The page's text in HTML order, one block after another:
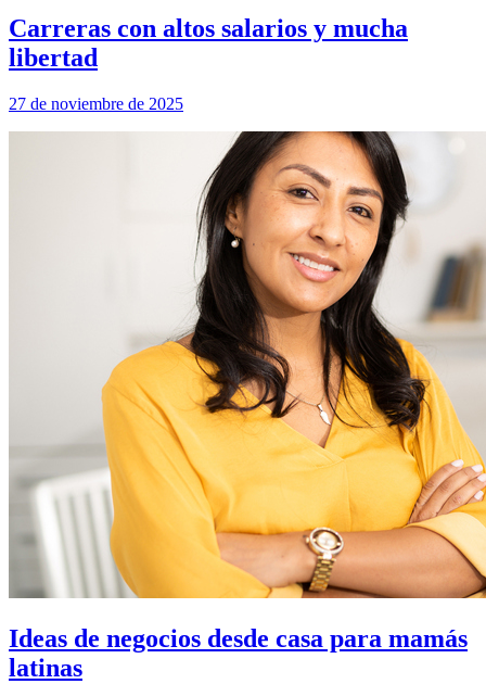
Carreras con altos salarios y mucha
libertad
27 de noviembre de 2025
Ideas de negocios desde casa para mamás
latinas